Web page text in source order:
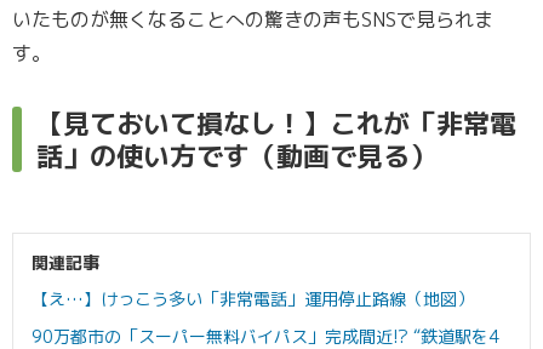
いたものが無くなることへの驚きの声もSNSで見られま
す。
【見ておいて損なし！】これが「非常電
話」の使い方です（動画で見る）
関連記事
【え…】けっこう多い「非常電話」運用停止路線（地図）
90万都市の「スーパー無料バイパス」完成間近!? “鉄道駅を4